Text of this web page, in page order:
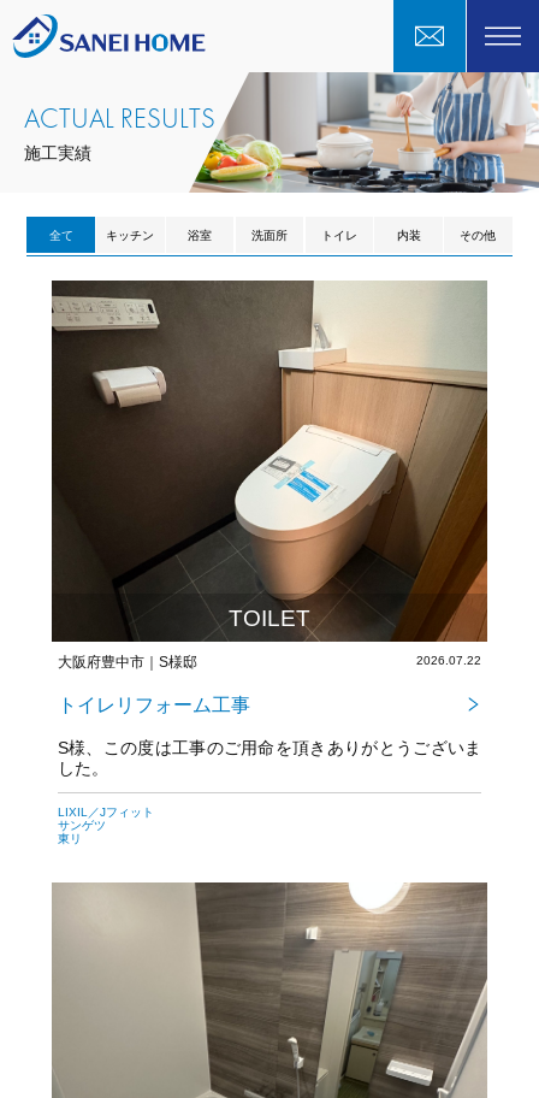
ACTUAL RESULTS
施工実績
全て キッチン 浴室 洗面所 トイレ 内装 その他
TOILET
大阪府豊中市｜S様邸 2026.07.22
トイレリフォーム工事
S様、この度は工事のご用命を頂きありがとうございま
した。
今後とも宜しくお願いいたします。
LIXIL／Jフィット
サンゲツ
東リ